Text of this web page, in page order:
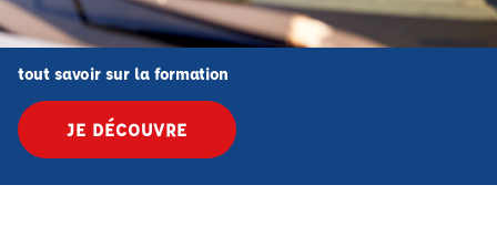
tout savoir sur la formation
JE DÉCOUVRE